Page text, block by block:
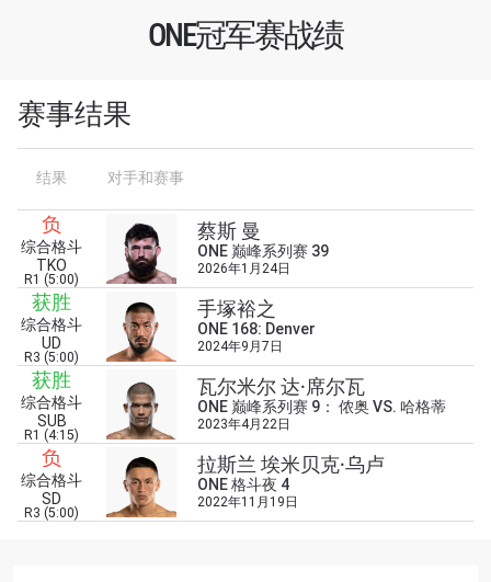
ONE冠军赛战绩
赛事结果
结果 对手和赛事
负
综合格斗
TKO
R1 (5:00)
蔡斯 曼
ONE 巅峰系列赛 39
2026年1月24日
获胜
综合格斗
UD
R3 (5:00)
手塚裕之
ONE 168: Denver
2024年9月7日
获胜
综合格斗
SUB
R1 (4:15)
瓦尔米尔 达·席尔瓦
ONE 巅峰系列赛 9： 侬奥 VS. 哈格蒂
2023年4月22日
负
综合格斗
SD
R3 (5:00)
拉斯兰 埃米贝克·乌卢
ONE 格斗夜 4
2022年11月19日
对手
赛事
浏览了解更多
在任何地域观看ONE冠军赛，现在注册获得权限了
解最新资讯、解锁特别福利以及优先机遇获得直播
场次的最佳座位！
邮箱